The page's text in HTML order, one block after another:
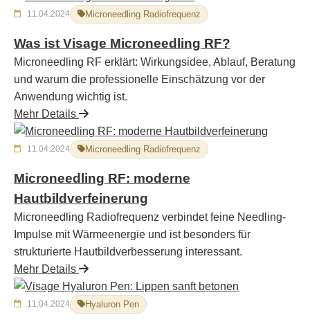
11.04.2024 Microneedling Radiofrequenz
Was ist Visage Microneedling RF?
Microneedling RF erklärt: Wirkungsidee, Ablauf, Beratung
und warum die professionelle Einschätzung vor der
Anwendung wichtig ist.
Mehr Details
11.04.2024 Microneedling Radiofrequenz
Microneedling RF: moderne
Hautbildverfeinerung
Microneedling Radiofrequenz verbindet feine Needling-
Impulse mit Wärmeenergie und ist besonders für
strukturierte Hautbildverbesserung interessant.
Mehr Details
11.04.2024 Hyaluron Pen